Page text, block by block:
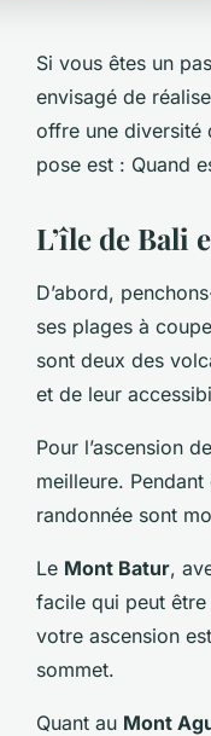
Si vous êtes un
envisagé de
offre une diversité
pose est : Quand
L’île de Bali
D’abord,
ses plages à
sont deux des
et de leur
Pour l’ascension
meilleure.
randonnée sont
Le Mont Batur,
facile qui peut
votre ascension
sommet.
Quant au Mont